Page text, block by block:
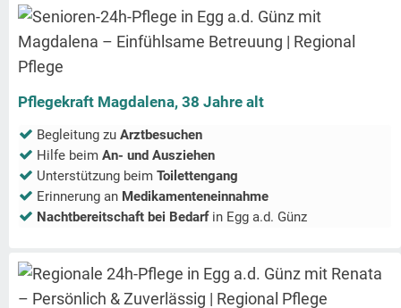
Pflegekraft Magdalena, 38 Jahre alt
Begleitung zu Arztbesuchen
Hilfe beim An- und Ausziehen
Unterstützung beim Toilettengang
Erinnerung an Medikamenteneinnahme
Nachtbereitschaft bei Bedarfin Egg a.d. Günz